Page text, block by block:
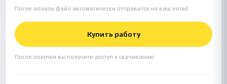
После оплаты файл автоматически отправится на ваш email.
Купить работу
После покупки вы получите доступ к скачиванию.